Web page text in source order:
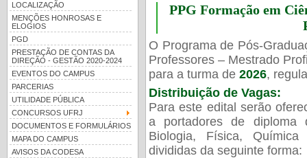
LOCALIZAÇÃO
MENÇÕES HONROSAS E
ELOGIOS
PGD
PRESTAÇÃO DE CONTAS DA
DIREÇÃO - GESTÃO 2020-2024
EVENTOS DO CAMPUS
PARCERIAS
UTILIDADE PÚBLICA
CONCURSOS UFRJ
DOCUMENTOS E FORMULÁRIOS
MAPA DO CAMPUS
AVISOS DA CODESA
PPG Formação em
O Programa de Pós-
Professores – Mestrado
para a turma de 2026,
Distribuição de Vagas:
Para este edital serão
a portadores de diploma
Biologia, Física,
divididas da seguinte forma:
Guia de boas práticas
UFRJ 100 anos